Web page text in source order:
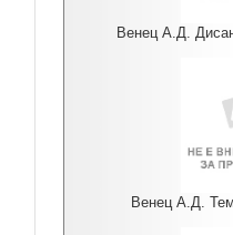
Венец А.Д.
Венец А.Д.